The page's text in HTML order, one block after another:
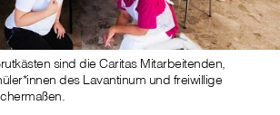
sind die Caritas Mitarbeitenden,
des Lavantinum und freiwillige